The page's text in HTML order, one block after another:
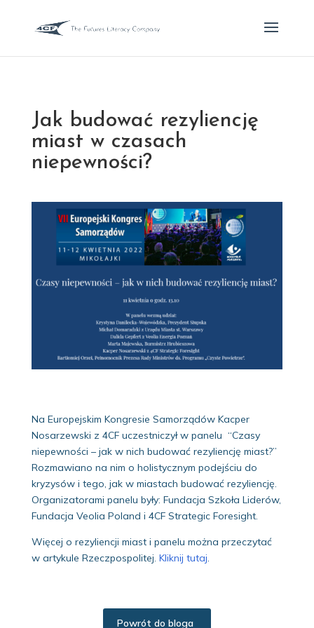
Jak budować rezyliencję
miast w czasach
niepewności?
Na Europejskim Kongresie Samorządów Kacper
Nosarzewski z 4CF uczestniczył w panelu “Czasy
niepewności – jak w nich budować rezyliencję miast?”
Rozmawiano na nim o holistycznym podejściu do
kryzysów i tego, jak w miastach budować rezyliencję.
Organizatorami panelu były: Fundacja Szkoła Liderów,
Fundacja Veolia Poland i 4CF Strategic Foresight.
Więcej o rezyliencji miast i panelu można przeczytać
w artykule Rzeczpospolitej. Kliknij tutaj.
Powrót do bloga